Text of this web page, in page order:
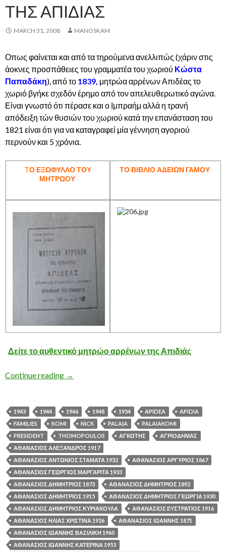
ΤΗΣ ΑΠΙΔΙΑΣ
MARCH 31, 2008 MANOSKAM
Οπως φαίνεται και από τα τηρούμενα ανελλιπώς (χάριν στις
άοκνες προσπάθειες του γραμματέα του χωριού Κώστα
Παπαδάκη), από το 1839, μητρώα αρρένων Απιδέας το
χωριό βγήκε σχεδόν έρημο από τον απελευθερωτικό αγώνα.
Είναι γνωστό ότι πέρασε και ο Ιμπραήμ αλλά η τρανή
απόδειξη τών θυσιών του χωριού κατά την επανάσταση του
1821 είναι ότι για να καταγραφεί μία γέννηση αγοριού
περνούν και 5 χρόνια.
ΤΟ ΕΞΩΦΥΛΛΟ ΤΟΥ
ΜΗΤΡΩΟΥ
ΤΟ ΒΙΒΛΙΟ ΑΔΕΙΩΝ ΓΑΜΟΥ
Δείτε το αυθεντικό μητρώο αρρένων της Απιδιάς
Continue reading Το Μητρώο Αρρένων της ΑΠΙΔΙΑΣ
→
1943 1944 1946 1948 1954 APIDEA
APIDIA
FAMILIES
KOMI NICK PALAIA
PALAIAKOMI
PRESIDENT
THOMOPOULOS ΑΓΚΟΤΗΣ
ΑΓΡΙΟΔΗΜΑΣ
ΑΘΑΝΑΣΙΟΣ ΑΛΕΞΑΝΔΡΟΣ 1917
ΑΘΑΝΑΣΙΟΣ ΑΝΤΩΝΙΟΣ ΣΤΑΜΑΤΑ 1932
ΑΘΑΝΑΣΙΟΣ ΑΡΓΥΡΙΟΣ 1867
ΑΘΑΝΑΣΙΟΣ ΓΕΩΡΓΙΟΣ ΜΑΡΓΑΡΙΤΑ 1933
ΑΘΑΝΑΣΙΟΣ ΔΗΜΗΤΡΙΟΣ 1873
ΑΘΑΝΑΣΙΟΣ ΔΗΜΗΤΡΙΟΣ 1892
ΑΘΑΝΑΣΙΟΣ ΔΗΜΗΤΡΙΟΣ 1915
ΑΘΑΝΑΣΙΟΣ ΔΗΜΗΤΡΙΟΣ ΓΕΩΡΓΙΑ 1930
ΑΘΑΝΑΣΙΟΣ ΔΗΜΗΤΡΙΟΣ ΚΥΡΙΑΚΟΥΛΑ
ΑΘΑΝΑΣΙΟΣ ΕΥΣΤΡΑΤΙΟΣ 1916
ΑΘΑΝΑΣΙΟΣ ΗΛΙΑΣ ΧΡΙΣΤΙΝΑ 1926
ΑΘΑΝΑΣΙΟΣ ΙΩΑΝΝΗΣ 1871
ΑΘΑΝΑΣΙΟΣ ΙΩΑΝΝΗΣ ΒΑΣΙΛΙΚΗ 1960
ΑΘΑΝΑΣΙΟΣ ΙΩΑΝΝΗΣ ΚΑΤΕΡΙΝΑ 1953